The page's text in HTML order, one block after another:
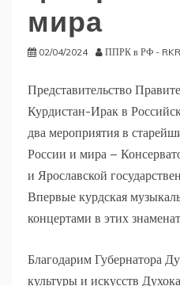
мира
02/04/2024 ППРК в РФ -
Представительство
Курдистан-Ирак в
два мероприятия в
России и мира ­−
и Ярославской
Впервые курдская
концертами в этих
Благодарим Губернатора
культуры и искусств